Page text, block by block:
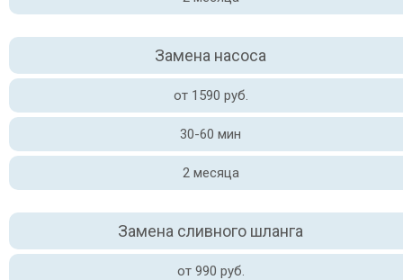
Замена насоса
от 1590 руб.
30-60 мин
2 месяца
Замена сливного шланга
от 990 руб.